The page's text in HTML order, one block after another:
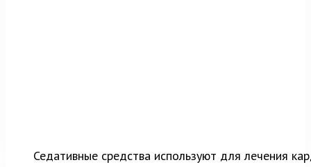
Седативные средства используют для лечения